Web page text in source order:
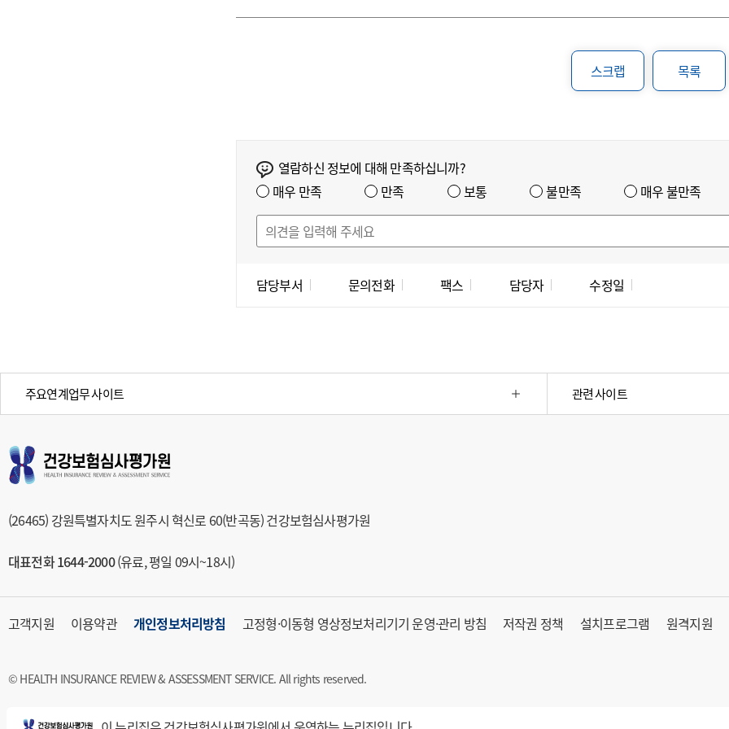
스크랩 목록
열람하신 정보에 대해 만족하십니까?
매우 만족
만족 보통 불만족 매우 불만족
담당부서 문의전화 팩스 담당자 수정일
주요연계업무 사이트 관련 사이트
(26465) 강원특별자치도 원주시 혁신로 60(반곡동) 건강보험심사평가원
대표전화 1644-2000(유료, 평일 09시~18시)
고객지원 이용약관 개인정보처리방침 고정형·이동형 영상정보처리기기 운영·관리 방침 저작권 정책 설치프로그램 원격지원
© HEALTH INSURANCE REVIEW & ASSESSMENT SERVICE. All rights reserved.